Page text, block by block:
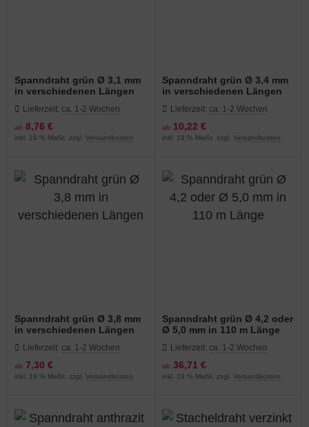
Spanndraht grün Ø 3,1 mm
in verschiedenen Längen
Lieferzeit: ca. 1-2 Wochen
ab 8,76 €
inkl. 19 % MwSt. zzgl. Versandkosten
Spanndraht grün Ø 3,4 mm
in verschiedenen Längen
Lieferzeit: ca. 1-2 Wochen
ab 10,22 €
inkl. 19 % MwSt. zzgl. Versandkosten
Spanndraht grün Ø 3,8 mm
in verschiedenen Längen
Lieferzeit: ca. 1-2 Wochen
ab 7,30 €
inkl. 19 % MwSt. zzgl. Versandkosten
Spanndraht grün Ø 4,2 oder
Ø 5,0 mm in 110 m Länge
Lieferzeit: ca. 1-2 Wochen
ab 36,71 €
inkl. 19 % MwSt. zzgl. Versandkosten